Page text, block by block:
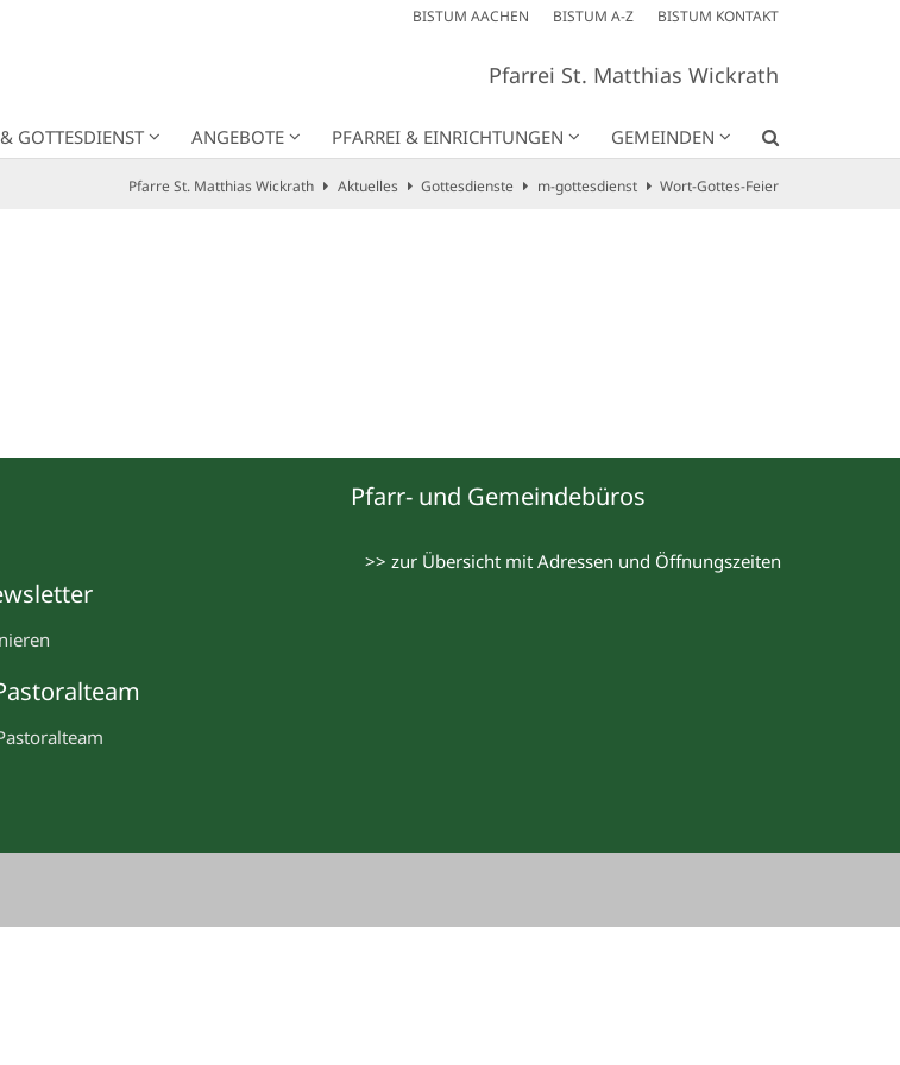
BISTUM AACHEN BISTUM A-Z BISTUM KONTAKT
Pfarrei St. Matthias Wickrath
GOTTESDIENST ANGEBOTE PFARREI & EINRICHTUNGEN GEMEINDEN
Pfarre St. Matthias Wickrath Aktuelles Gottesdienste m-gottesdienst Wort-Gottes-Feier
Pfarr- und Gemeindebüros
>> zur Übersicht mit Adressen und Öffnungszeiten